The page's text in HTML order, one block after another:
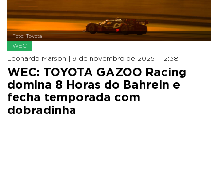
Foto: Toyota
WEC
Leonardo Marson | 9 de novembro de 2025 - 12:38
WEC: TOYOTA GAZOO Racing
domina 8 Horas do Bahrein e
fecha temporada com
dobradinha